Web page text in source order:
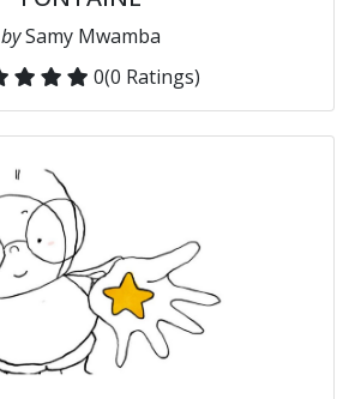
bySamy Mwamba
0(0 Ratings)